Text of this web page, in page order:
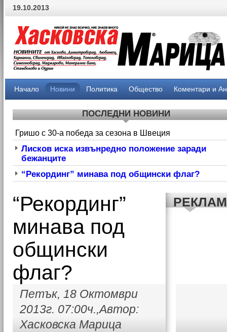
19.10.2013
Начало Новини Политика Общество Коментари и
ПОСЛЕДНИ НОВИНИ
Гришо с 30-а победа за сезона в Швеция
Лисков иска извънредно положение заради
бежанците
“Рекординг” минава под общински флаг?
“Рекординг”
минава под
общински
флаг?
Петък, 18 Октомври
2013г. 07:00ч.,Автор:
Хасковска Марица